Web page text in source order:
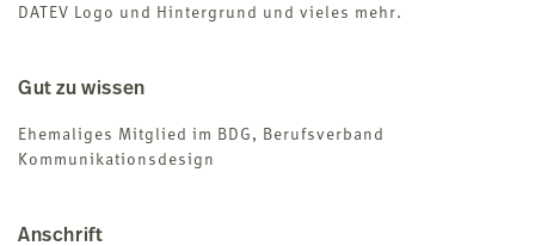
DATEV Logo und Hintergrund und vieles mehr.
Gut zu wissen
Ehemaliges Mitglied im BDG, Berufsverband
Kommunikationsdesign
Anschrift